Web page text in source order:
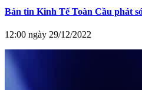
Bản tin Kinh Tế Toàn Cầu phát
12:00 ngày 29/12/2022